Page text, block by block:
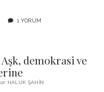
1 YORUM
demokrasi ve
HALUK ŞAHIN